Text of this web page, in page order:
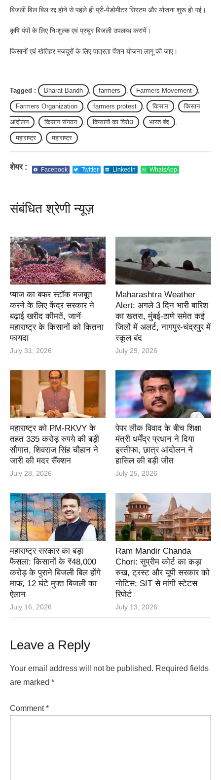
बिजली बिल बिल रद्द होने से पहले ही प्री-पेडोमीटर सिस्टम और योजना शुरू हो गई।
कृषि पंपों के लिए निःशुल्क एवं प्रचुर बिजली उपलब्ध करायें।
किसानों एवं खेतिहर मजदूरों के लिए पात्रता पेंशन योजना लागू की जाए।
Tagged : Bharat Bandh farmers Farmers Movement
Farmers Organization farmers protest किसान किसान
आंदोलन किसान संगठन किसानों का विरोध भारत बंद
महाराष्ट्र महाराष्ट्र
शेयर : Facebook Twitter LinkedIn WhatsApp
संबंधित श्रेणी न्यूज़
प्याज का बफर स्टॉक मजबूत
करने के लिए केंद्र सरकार ने
बढ़ाई खरीद कीमतें, जानें
महाराष्ट्र के किसानों को कितना
फायदा
July 31, 2026
Maharashtra Weather
Alert: अगले 3 दिन भारी बारिश
का खतरा, मुंबई-ठाणे समेत कई
जिलों में अलर्ट, नागपुर-चंद्रपुर में
स्कूल बंद
July 29, 2026
महाराष्ट्र को PM-RKVY के
तहत 335 करोड़ रुपये की बड़ी
सौगात, शिवराज सिंह चौहान ने
जारी की मदर सैंक्शन
July 28, 2026
पेपर लीक विवाद के बीच शिक्षा
मंत्री धर्मेंद्र प्रधान ने दिया
इस्तीफा, छात्र आंदोलन ने
हासिल की बड़ी जीत
July 25, 2026
महाराष्ट्र सरकार का बड़ा
फैसला: किसानों के ₹48,000
करोड़ के पुराने बिजली बिल होंगे
माफ, 12 घंटे मुफ्त बिजली का
ऐलान
July 16, 2026
Ram Mandir Chanda
Chori: सुप्रीम कोर्ट का कड़ा
रुख, ट्रस्ट और यूपी सरकार को
नोटिस; SIT से मांगी स्टेटस
रिपोर्ट
July 13, 2026
Leave a Reply
Your email address will not be published. Required fields
are marked *
Comment*